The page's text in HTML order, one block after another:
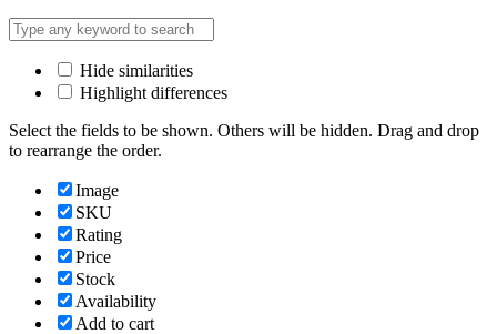
Hide similarities
Highlight differences
Select the fields to be shown. Others will be hidden. Drag and drop
to rearrange the order.
Image
SKU
Rating
Price
Stock
Availability
Add to cart